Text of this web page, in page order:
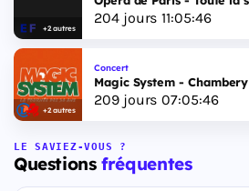
+2 autres
204jours 11:05:45
+2 autres
Concert
Magic System -
209jours 07:05:45
LE SAVIEZ-VOUS ?
Questionsfréquentes